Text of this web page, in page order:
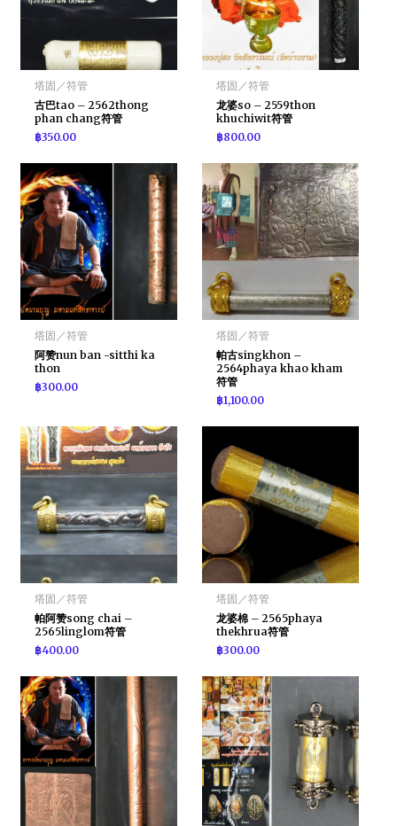
塔固／符管
古巴tao – 2562thong
phan chang符管
฿350.00
塔固／符管
龙婆so – 2559thon
khuchiwit符管
฿800.00
塔固／符管
阿赞nun ban -sitthi ka
thon
฿300.00
塔固／符管
帕古singkhon –
2564phaya khao kham
符管
฿1,100.00
塔固／符管
帕阿赞song chai –
2565linglom符管
฿400.00
塔固／符管
龙婆棉 – 2565phaya
thekhrua符管
฿300.00